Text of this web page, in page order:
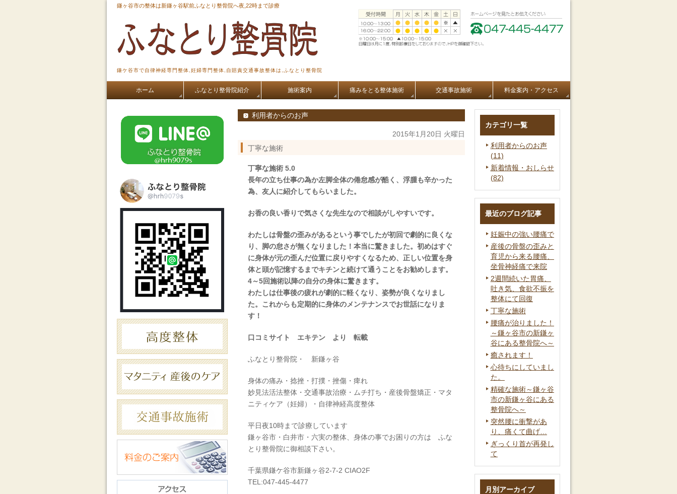
鎌ヶ谷市の整体は新鎌ヶ谷駅前ふなとり整骨院へ夜,22時まで診療
鎌ケ谷市で自律神経専門整体,妊婦専門整体,自賠責交通事故整体は,ふなとり整骨院
ホーム ふなとり整骨院紹介 施術案内 痛みをとる整体施術 交通事故施術 料金案内・アクセス
利用者からのお声
2015年1月20日 火曜日
丁寧な施術
丁寧な施術 5.0
長年の立ち仕事の為か左脚全体の倦怠感が酷く、浮腫も辛かった
為、友人に紹介してもらいました。
お香の良い香りで気さくな先生なので相談がしやすいです。
わたしは骨盤の歪みがあるという事でしたが初回で劇的に良くな
り、脚の怠さが無くなりました！本当に驚きました。初めはすぐ
に身体が元の歪んだ位置に戻りやすくなるため、正しい位置を身
体と頭が記憶するまでキチンと続けて通うことをお勧めします。
4～5回施術以降の自分の身体に驚きます。
わたしは仕事後の疲れが劇的に軽くなり、姿勢が良くなりまし
た。これからも定期的に身体のメンテナンスでお世話になりま
す！
口コミサイト エキテン より 転載
ふなとり整骨院・ 新鎌ヶ谷
身体の痛み・捻挫・打撲・挫傷・痺れ
妙見法活法整体・交通事故治療・ムチ打ち・産後骨盤矯正・マタ
ニティケア（妊婦）・自律神経高度整体
平日夜10時まで診療しています
鎌ヶ谷市・白井市・六実の整体、身体の事でお困りの方は ふな
とり整骨院に御相談下さい。
千葉県鎌ケ谷市新鎌ヶ谷2-7-2 CIAO2F
TEL:047-445-4477
カテゴリ一覧
利用者からのお声
(11)
新着情報・おしらせ
(82)
最近のブログ記事
妊娠中の強い腰痛で
産後の骨盤の歪みと
育児から来る腰痛、
坐骨神経痛で来院
2週間続いた胃痛、
吐き気、食欲不振を
整体にて回復
丁寧な施術
腰痛が治りました！
～鎌ヶ谷市の新鎌ヶ
谷にある整骨院へ～
癒されます！
心待ちにしていまし
た。
精確な施術～鎌ヶ谷
市の新鎌ヶ谷にある
整骨院へ～
突然腰に衝撃があ
り、痛くて曲げ…
ぎっくり首が再発し
て
月別アーカイブ